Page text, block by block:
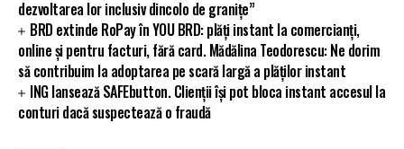
dezvoltarea lor inclusiv dincolo de granițe”
BRD extinde RoPay în YOU BRD: plăți instant la comercianți,
online și pentru facturi, fără card. Mădălina Teodorescu: Ne dorim
să contribuim la adoptarea pe scară largă a plăților instant
ING lansează SAFEbutton. Clienții își pot bloca instant accesul la
conturi dacă suspectează o fraudă